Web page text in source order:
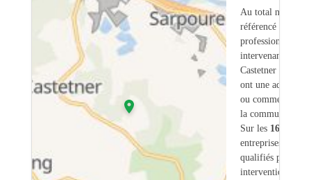
Au total nous
référencé
professionnels
intervenant sur
Castetner (64)
ont une adresse
ou commerciale
la commune.
Sur les 16
entreprises
qualifiés pour une
intervention sur